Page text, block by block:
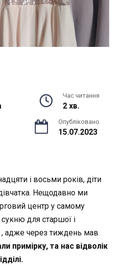
Час читання
2 хв.
Опубліковано
15.07.2023
і восьми років, діти
Нещодавно ми
центр у самому
для старшої і
адже через тиждень мав
примірку, та нас відволік